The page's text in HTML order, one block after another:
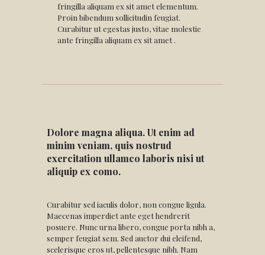
fringilla aliquam ex sit amet elementum.
Proin bibendum sollicitudin feugiat.
Curabitur ut egestas justo, vitae molestie
ante fringilla aliquam ex sit amet .
Dolore magna aliqua. Ut enim ad
minim veniam, quis nostrud
exercitation ullamco laboris nisi ut
aliquip ex como.
Curabitur sed iaculis dolor, non congue ligula.
Maecenas imperdiet ante eget hendrerit
posuere. Nunc urna libero, congue porta nibh a,
semper feugiat sem. Sed auctor dui eleifend,
scelerisque eros ut, pellentesque nibh. Nam